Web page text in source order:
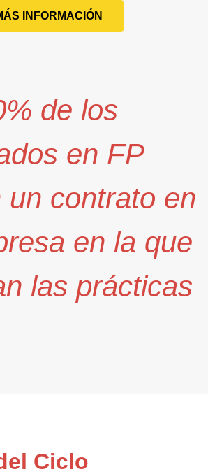
INFORMACIÓN
de los
en FP
un contrato en
en la que
las prácticas
Ciclo